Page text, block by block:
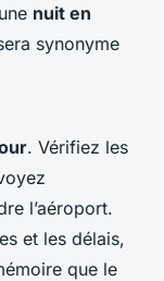
nuit en
synonyme
. Vérifiez les
l’aéroport.
et les délais,
que le